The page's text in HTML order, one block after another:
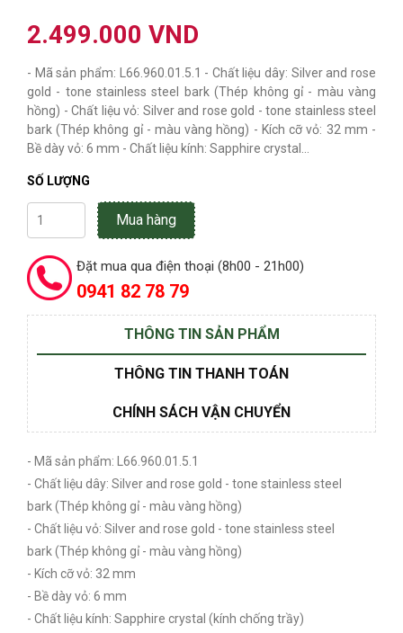
2.499.000 VND
- Mã sản phẩm: L66.960.01.5.1 - Chất liệu dây: Silver and rose
gold - tone stainless steel bark (Thép không gỉ - màu vàng
hồng) - Chất liệu vỏ: Silver and rose gold - tone stainless steel
bark (Thép không gỉ - màu vàng hồng) - Kích cỡ vỏ: 32 mm -
Bề dày vỏ: 6 mm - Chất liệu kính: Sapphire crystal...
SỐ LƯỢNG
Mua hàng
Đặt mua qua điện thoại (8h00 - 21h00)
0941 82 78 79
THÔNG TIN SẢN PHẨM
THÔNG TIN THANH TOÁN
CHÍNH SÁCH VẬN CHUYỂN
- Mã sản phẩm: L66.960.01.5.1
- Chất liệu dây: Silver and rose gold - tone stainless steel
bark (Thép không gỉ - màu vàng hồng)
- Chất liệu vỏ: Silver and rose gold - tone stainless steel
bark (Thép không gỉ - màu vàng hồng)
- Kích cỡ vỏ: 32 mm
- Bề dày vỏ: 6 mm
- Chất liệu kính: Sapphire crystal (kính chống trầy)